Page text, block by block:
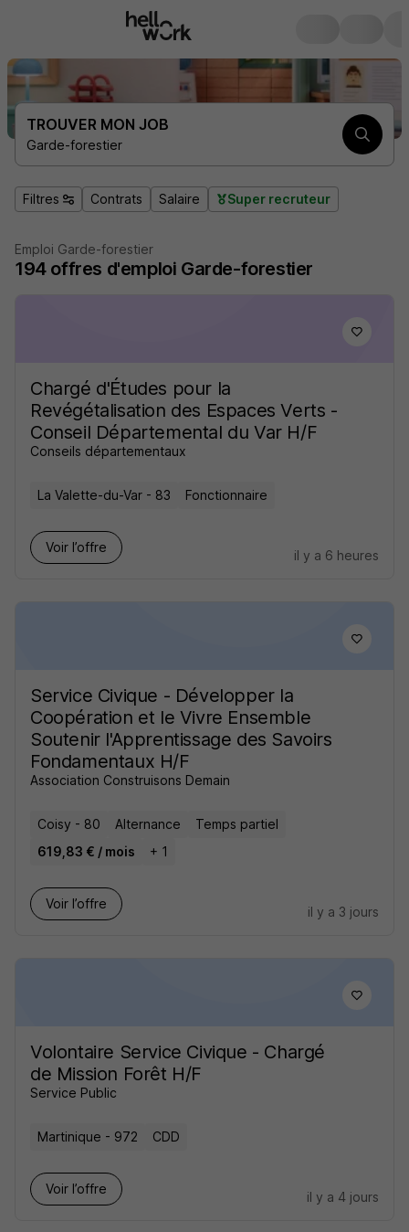
TROUVER MON JOB
Garde-forestier
Filtres Contrats Salaire Super recruteur
Emploi Garde-forestier
194 offres d'emploi Garde-forestier
Chargé d'Études pour la
Revégétalisation des Espaces Verts -
Conseil Départemental du Var H/F
Conseils départementaux
La Valette-du-Var - 83 Fonctionnaire
Voir l’offre
il y a 6 heures
Service Civique - Développer la
Coopération et le Vivre Ensemble
Soutenir l'Apprentissage des Savoirs
Fondamentaux H/F
Association Construisons Demain
Coisy - 80 Alternance
Temps partiel
619,83 € / mois
+ 1
Voir l’offre
il y a 3 jours
Volontaire Service Civique - Chargé
de Mission Forêt H/F
Service Public
Martinique - 972 CDD
Voir l’offre
il y a 4 jours